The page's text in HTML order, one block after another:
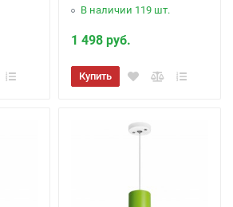
В наличии 119 шт.
1 498 руб.
Купить